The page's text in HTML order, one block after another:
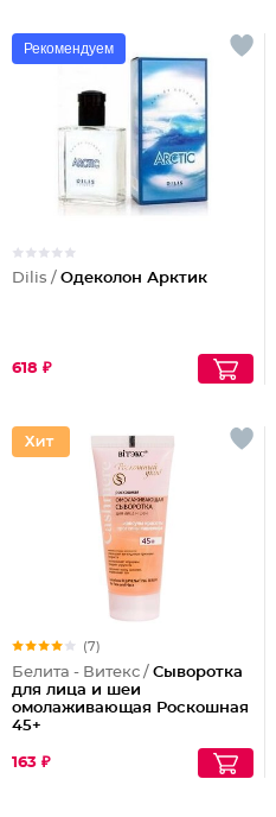
Рекомендуем
Dilis / Одеколон Арктик
618 ₽
(7)
Белита - Витекс / Cыворотка
для лица и шеи
омолаживающая Роскошная
45+
163 ₽